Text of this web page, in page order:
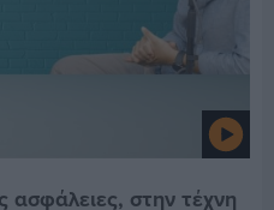
ασφάλειες, στην τέχνη